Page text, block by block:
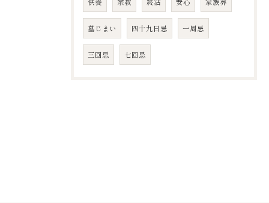
墓じまい 四十九日忌 ​一周忌
​三回忌 七回忌